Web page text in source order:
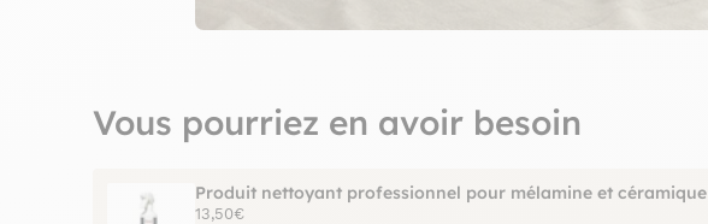
Vous pourriez en avoir besoin
Produit nettoyant professionnel pour mélamine et céramique
13,50€